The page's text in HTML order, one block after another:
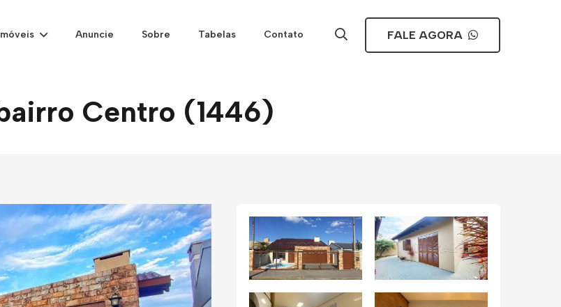
Anuncie Sobre Tabelas Contato FALE AGORA
Centro (1446)